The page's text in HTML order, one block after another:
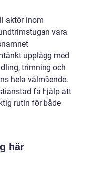
aktör inom
vara
upplägg med
trimning och
hela välmående.
få hjälp att
rutin för både
här